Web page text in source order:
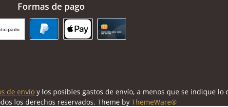
Formas de pago
de envío y los posibles gastos de envío, a menos que se indique lo
los derechos reservados. Theme by ThemeWare®